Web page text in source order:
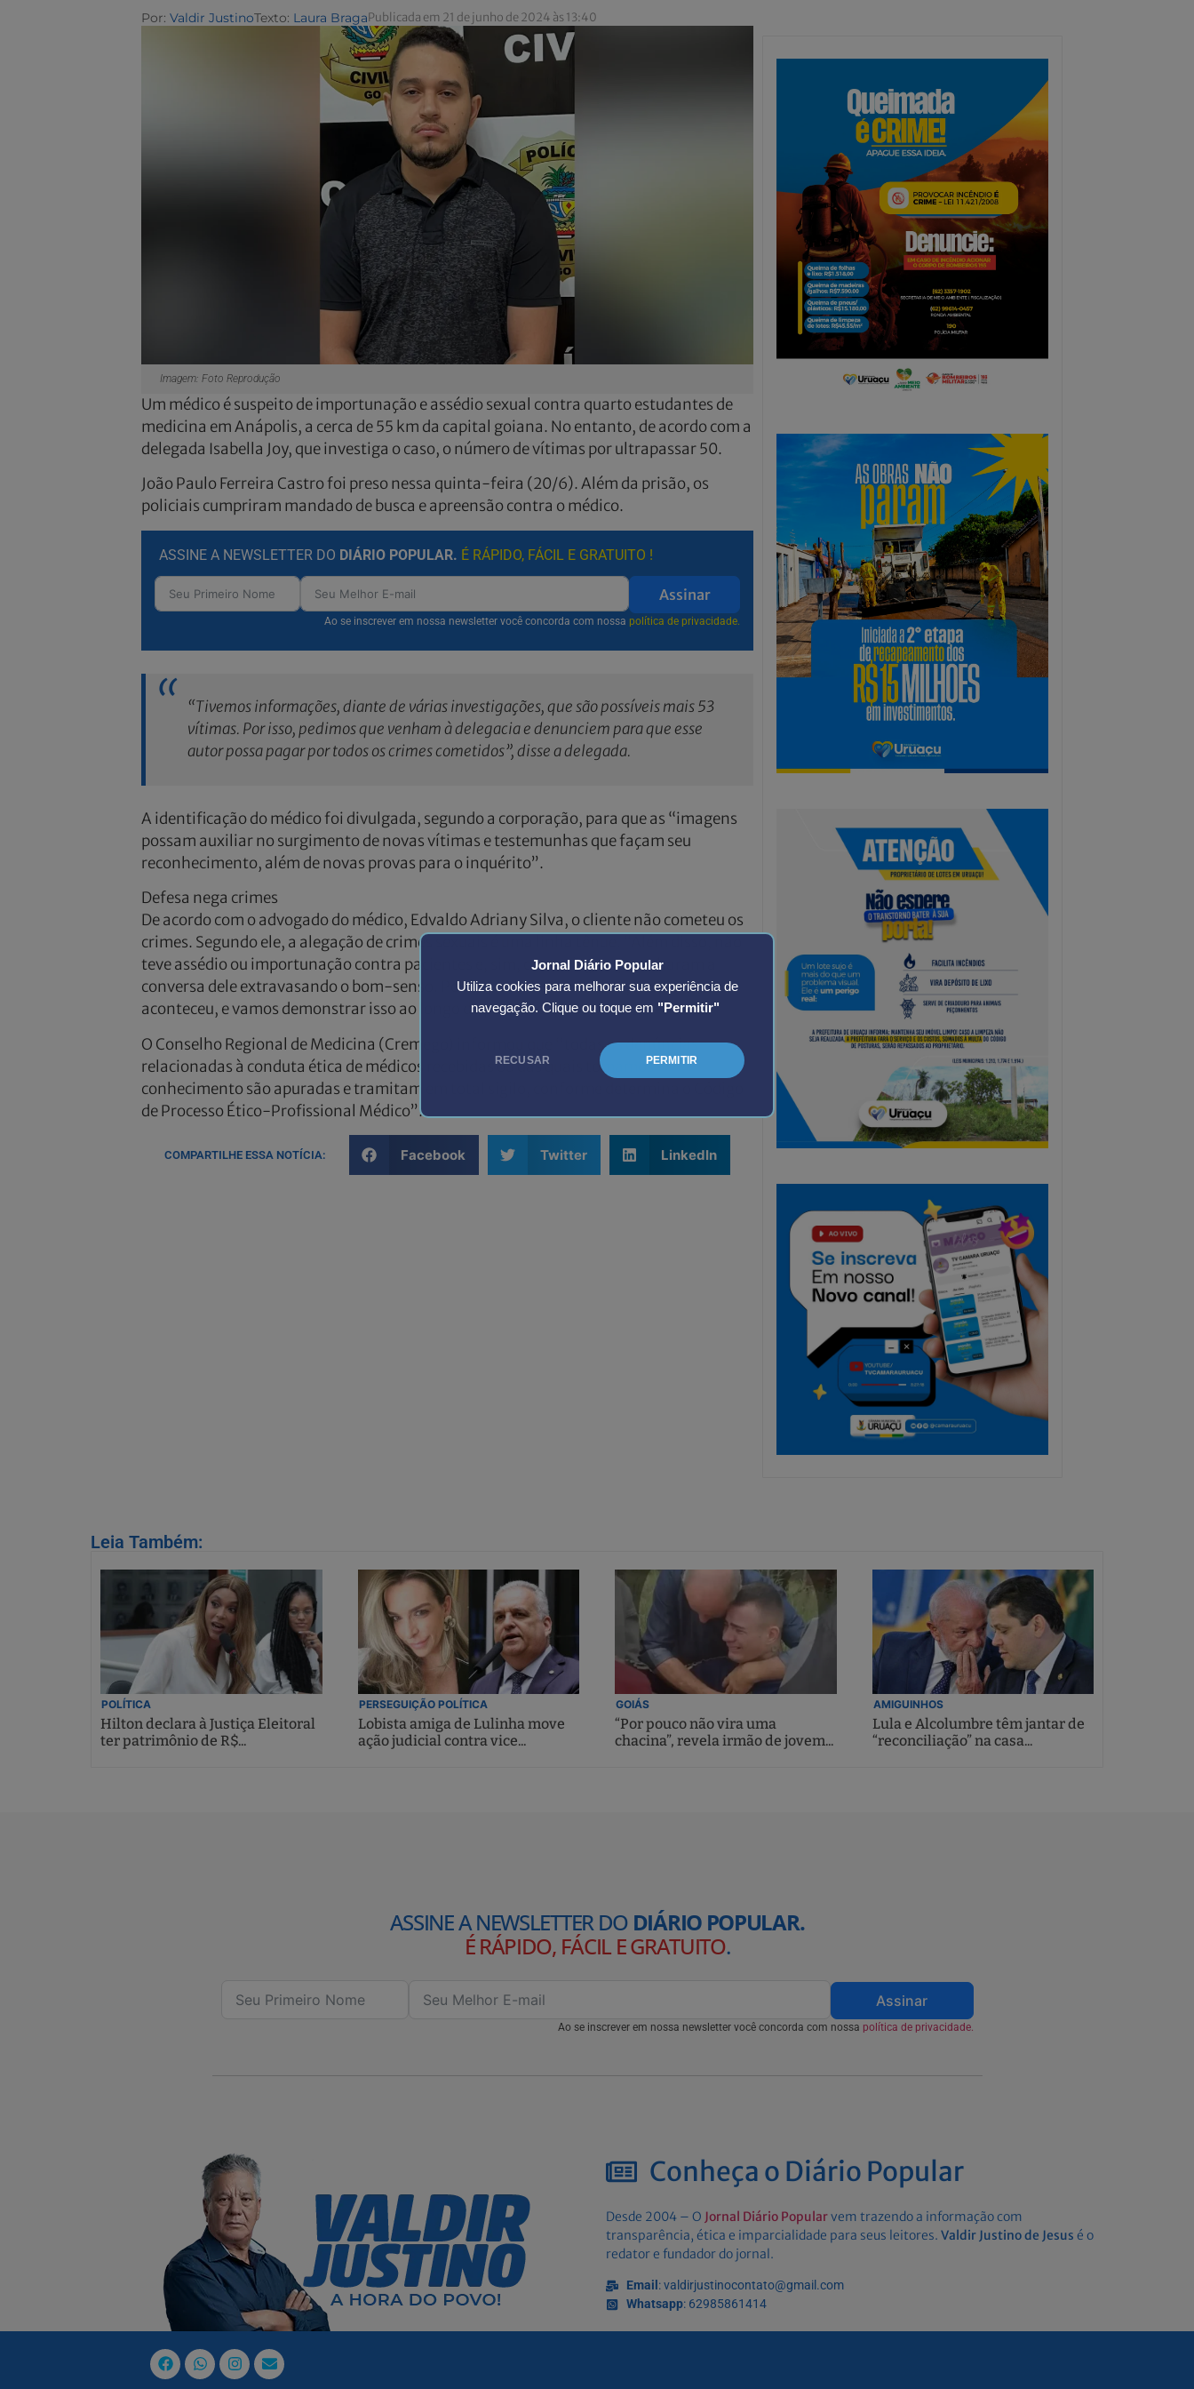
Jornal Diário Popular
Utiliza cookies para melhorar sua experiência de
navegação. Clique ou toque em "Permitir"
RECUSAR PERMITIR
Por: Valdir JustinoTexto: Laura BragaPublicada em 21 de junho de 2024 às 13:40
Imagem: Foto Reprodução
Um médico é suspeito de importunação e assédio sexual contra quarto estudantes de
medicina em Anápolis, a cerca de 55 km da capital goiana. No entanto, de acordo com a
delegada Isabella Joy, que investiga o caso, o número de vítimas por ultrapassar 50.
João Paulo Ferreira Castro foi preso nessa quinta-feira (20/6). Além da prisão, os
policiais cumpriram mandado de busca e apreensão contra o médico.
ASSINE A NEWSLETTER DO DIÁRIO POPULAR. É RÁPIDO, FÁCIL E GRATUITO !
Assinar
Ao se inscrever em nossa newsletter você concorda com nossa política de privacidade.
“Tivemos informações, diante de várias investigações, que são possíveis mais 53
vítimas. Por isso, pedimos que venham à delegacia e denunciem para que esse
autor possa pagar por todos os crimes cometidos”, disse a delegada.
A identificação do médico foi divulgada, segundo a corporação, para que as “imagens
possam auxiliar no surgimento de novas vítimas e testemunhas que façam seu
reconhecimento, além de novas provas para o inquérito”.
Defesa nega crimes
De acordo com o advogado do médico, Edvaldo Adriany Silva, o cliente não cometeu os
crimes. Segundo ele, a alegação de crimes sexuais é uma linha tênue. “Além disso, não
teve assédio ou importunação contra pacientes e, sim, com colegas que acharam a
conversa dele extravasando o bom-senso. Porém, no nosso entender, isso não
aconteceu, e vamos demonstrar isso ao longo do processo”, disse.
O Conselho Regional de Medicina (Cremego) informou que “todas as denúncias
relacionadas à conduta ética de médicos recebidas ou das quais tomamos
conhecimento são apuradas e tramitam em total sigilo, conforme determina o Código
de Processo Ético-Profissional Médico”.
COMPARTILHE ESSA NOTÍCIA: Facebook Twitter LinkedIn
Leia Também:
POLÍTICA
Hilton declara à Justiça Eleitoral
ter patrimônio de R$...
PERSEGUIÇÃO POLÍTICA
Lobista amiga de Lulinha move
ação judicial contra vice...
GOIÁS
“Por pouco não vira uma
chacina”, revela irmão de jovem...
AMIGUINHOS
Lula e Alcolumbre têm jantar de
“reconciliação” na casa...
ASSINE A NEWSLETTER DO DIÁRIO POPULAR.
É RÁPIDO, FÁCIL E GRATUITO.
Assinar
Ao se inscrever em nossa newsletter você concorda com nossa política de privacidade.
Conheça o Diário Popular
Desde 2004 – O Jornal Diário Popularvem trazendo a informação com
transparência, ética e imparcialidade para seus leitores. Valdir Justino de Jesus é o
redator e fundador do jornal.
Email : valdirjustinocontato@gmail.com
Whatsapp: 62985861414